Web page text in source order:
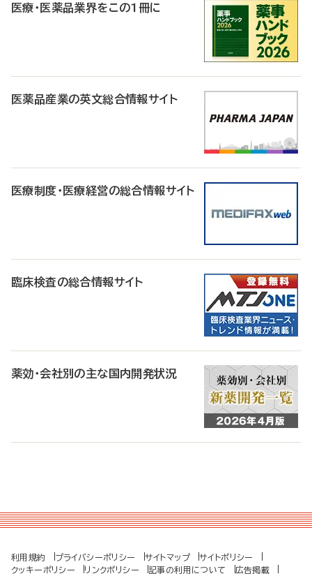
医療・医薬品業界をこの1冊に
医薬品産業の英文総合情報サイト
医療制度・医療経営の総合情報サイト
臨床検査の総合情報サイト
薬効・会社別の主な国内開発状況
利用規約 プライバシーポリシー サイトマップ
サイトポリシー
クッキーポリシー
リンクポリシー 記事の利用について 広告掲載